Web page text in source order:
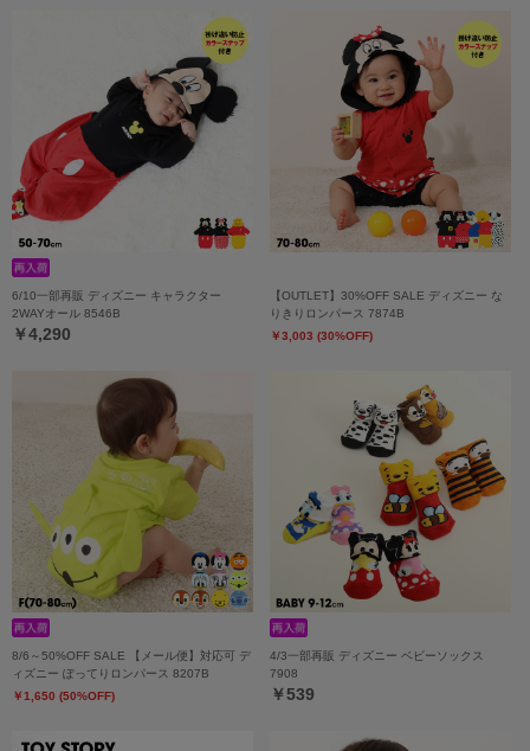
6/10一部再販 ディズニー キャラクター
2WAYオール 8546B
￥4,290
【OUTLET】30%OFF SALE ディズニー な
りきりロンパース 7874B
￥3,003 (30%OFF)
8/6～50%OFF SALE 【メール便】対応可 デ
ィズニー ぽってりロンパース 8207B
￥1,650 (50%OFF)
4/3一部再販 ディズニー ベビーソックス
7908
￥539